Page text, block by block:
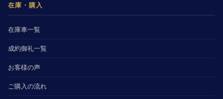
在庫・購入
在庫車一覧
成約御礼一覧
お客様の声
ご購入の流れ